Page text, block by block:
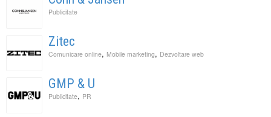
Publicitate
Zitec
Comunicare online, Mobile marketing, Dezvoltare web
GMP & U
Publicitate, PR